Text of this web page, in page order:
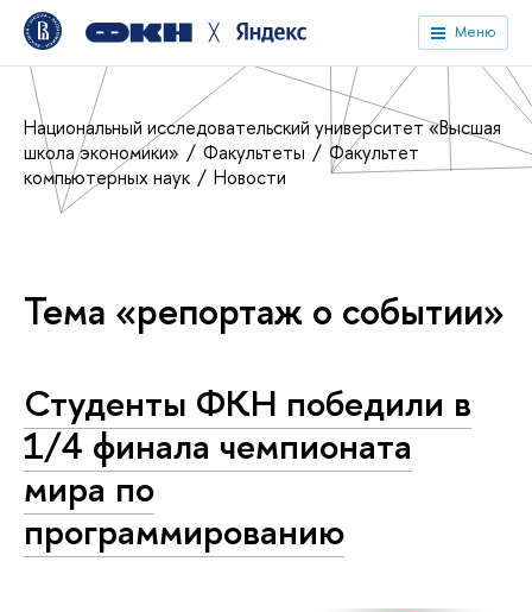
╳ Меню
Национальный исследовательский университет «Высшая
школа экономики»
Факультеты
Факультет
компьютерных наук
Новости
Тема «репортаж о событии»
Студенты ФКН победили в
1/4 финала чемпионата
мира по
программированию